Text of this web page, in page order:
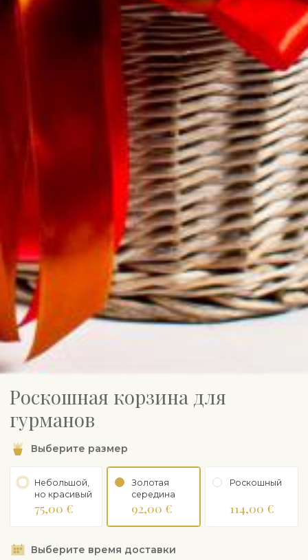
Роскошная корзина для
гурманов
Выберите размер
Небольшой,
но красивый
75,00 €
Золотая
середина
92,00 €
Роскошный
114,00 €
Выберите время доставки